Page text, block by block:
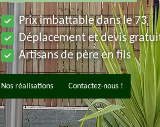
Prix imbattable dans le 73
Déplacement et devis
Artisans de père en fils
Nos réalisations Contactez-nous !